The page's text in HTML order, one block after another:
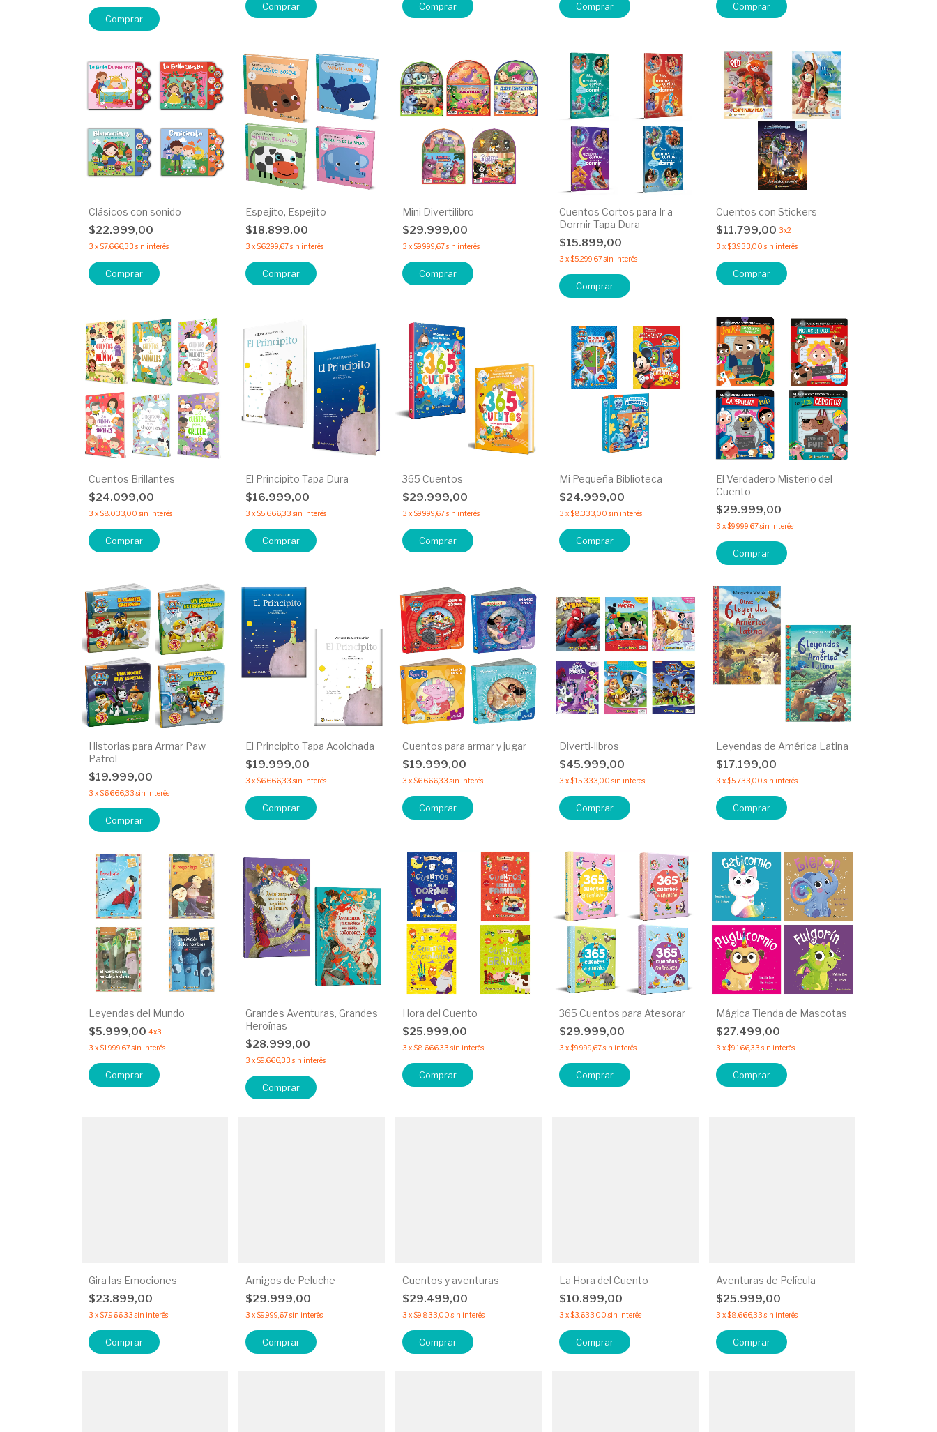
Comprar
Comprar Comprar Comprar
Clásicos con sonido
$22.999,00
3 x$7.666,33 sin interés
Comprar
Espejito, Espejito
$18.899,00
3 x$6.299,67sin interés
Comprar
Mini Divertilibro
$29.999,00
3 x$9.999,67sin interés
Comprar
Cuentos Cortos para Ir a
Dormir Tapa Dura
$15.899,00
3 x$5.299,67sin interés
Comprar
Cuentos con Stickers
$11.799,00 3x2
3 x$3.933,00 sin interés
Comprar
Cuentos Brillantes
$24.099,00
3 x$8.033,00 sin interés
Comprar
El Principito Tapa Dura
$16.999,00
3 x$5.666,33 sin interés
Comprar
365 Cuentos
$29.999,00
3 x$9.999,67sin interés
Comprar
Mi Pequeña Biblioteca
$24.999,00
3 x$8.333,00 sin interés
Comprar
El Verdadero Misterio del
Cuento
$29.999,00
3 x$9.999,67sin interés
Comprar
Historias para Armar Paw
Patrol
$19.999,00
3 x$6.666,33 sin interés
Comprar
El Principito Tapa Acolchada
$19.999,00
3 x$6.666,33 sin interés
Comprar
Cuentos para armar y jugar
$19.999,00
3 x$6.666,33 sin interés
Comprar
Diverti-libros
$45.999,00
3 x$15.333,00 sin interés
Comprar
Leyendas de América Latina
$17.199,00
3 x$5.733,00 sin interés
Comprar
Leyendas del Mundo
$5.999,00 4x3
3 x$1.999,67sin interés
Comprar
Grandes Aventuras, Grandes
Heroínas
$28.999,00
3 x$9.666,33 sin interés
Comprar
Hora del Cuento
$25.999,00
3 x$8.666,33 sin interés
Comprar
365 Cuentos para Atesorar
$29.999,00
3 x$9.999,67sin interés
Comprar
Mágica Tienda de Mascotas
$27.499,00
3 x$9.166,33 sin interés
Comprar
Gira las Emociones
$23.899,00
3 x$7.966,33 sin interés
Comprar
Amigos de Peluche
$29.999,00
3 x$9.999,67sin interés
Comprar
Cuentos y aventuras
$29.499,00
3 x$9.833,00 sin interés
Comprar
La Hora del Cuento
$10.899,00
3 x$3.633,00 sin interés
Comprar
Aventuras de Película
$25.999,00
3 x$8.666,33 sin interés
Comprar